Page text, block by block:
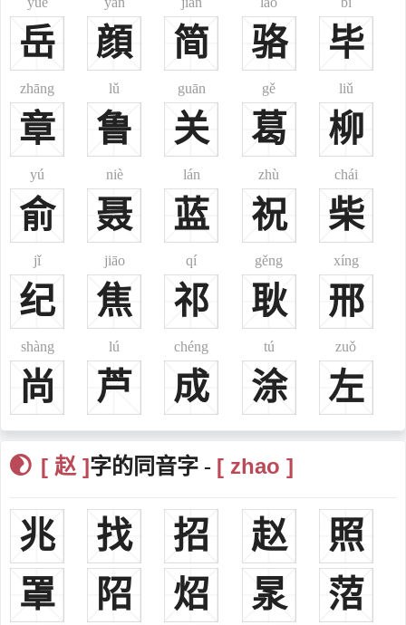
的正卿，是晋国历史上颇有建树的政治家，赵国的先祖。
赵武春秋（？—公元前541年），赵氏孤儿的原型奸臣屠岸贾灭
赵氏三百多口，下令屠全城婴儿，程婴抚养赵武长大，手刃屠岸贾为
赵氏复仇。春秋末期著名政治家。
赵简子春秋（？—公元前476年），名鞅春秋后期晋国杰出的政
赵襄子春秋末期（？―公元前425年），名无恤春秋末期晋国政
治家，与其父赵简子并称简襄之烈。在位期间打败了强大的智伯，奠
定了三家分晋的基础。
赵雍战国（约公元前340年—公元前295年），即赵武灵王战国时
赵国的第六位国君，改革赵军传统装束，实行“胡服骑射”，提高了赵
军战斗力，使赵国成为战国后期一度能与秦国抗衡的军事强国。
赵奢战国（公元前265—公元前245年），赵国宗室名将善用兵，
因功被封马服君，成为汉族马氏大宗的始祖。
赵佗秦朝（约公元前240年—公元前137年），秦朝著名将领后南
下百越，建立南越国。
赵云三国（？—229年），三国时期蜀汉名将。
赵普北宋（922年—992年），北宋初期的贤相为北宋的建立立下
了汗马功劳，有“半部《论语》治天下”之美誉。
赵匡胤宋朝（927年—976年），宋朝开国皇帝原为五代后周时大
将，公元960年他发动了“陈桥兵变”，建立宋朝。
赵光义宋朝（939年－997年），宋朝的第二位皇帝。本名赵匡义
后因避其兄太祖讳改名赵光义，即位后改名炅。，[25]
赵佶宋朝（1082年—1135年），宋神宗第十一子、宋哲宗之弟宋
岳 顔 简 骆 毕
zhāng
章
lǔ
鲁
guān
关
gě
葛
liǔ
柳
yú
俞
niè
聂
lán
蓝
zhù
祝
chái
柴
jǐ
纪
jiāo
焦
qí
祁
gěng
耿
xíng
邢
shàng
尚
lú
芦
chéng
成
tú
涂
zuǒ
左
[ 赵 ]字的同音字 - [ zhao ]
兆 找 招 赵
照
罩
䧂 炤 㫤
菬